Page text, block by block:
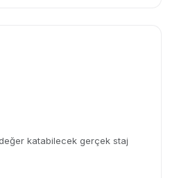
katabilecek gerçek staj